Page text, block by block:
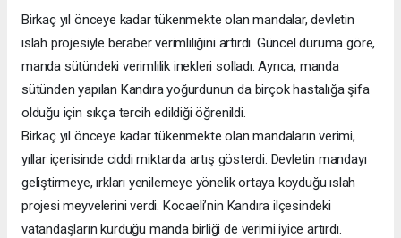
Birkaç yıl önceye kadar tükenmekte olan mandalar, devletin
ıslah projesiyle beraber verimliliğini artırdı. Güncel duruma göre,
manda sütündeki verimlilik inekleri solladı. Ayrıca, manda
sütünden yapılan Kandıra yoğurdunun da birçok hastalığa şifa
olduğu için sıkça tercih edildiği öğrenildi.
Birkaç yıl önceye kadar tükenmekte olan mandaların verimi,
yıllar içerisinde ciddi miktarda artış gösterdi. Devletin mandayı
geliştirmeye, ırkları yenilemeye yönelik ortaya koyduğu ıslah
projesi meyvelerini verdi. Kocaeli’nin Kandıra ilçesindeki
vatandaşların kurduğu manda birliği de verimi iyice artırdı.